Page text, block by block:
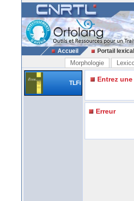
Accueil Portail lexical
Morphologie
TLFi Entrez
Erreur